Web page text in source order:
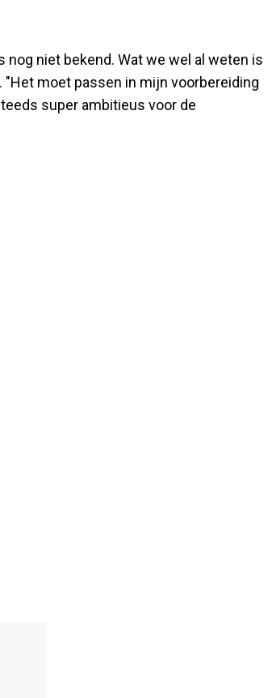
niet bekend. Wat we wel al weten is
"Het moet passen in mijn voorbereiding
super ambitieus voor de